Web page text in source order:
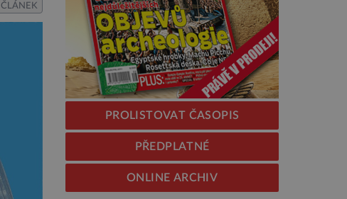
ČLÁNEK
PROLISTOVAT ČASOPIS
PŘEDPLATNÉ
ONLINE ARCHIV